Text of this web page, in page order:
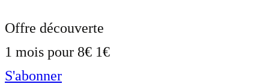
Offre découverte
1 mois pour 8€ 1€
S'abonner